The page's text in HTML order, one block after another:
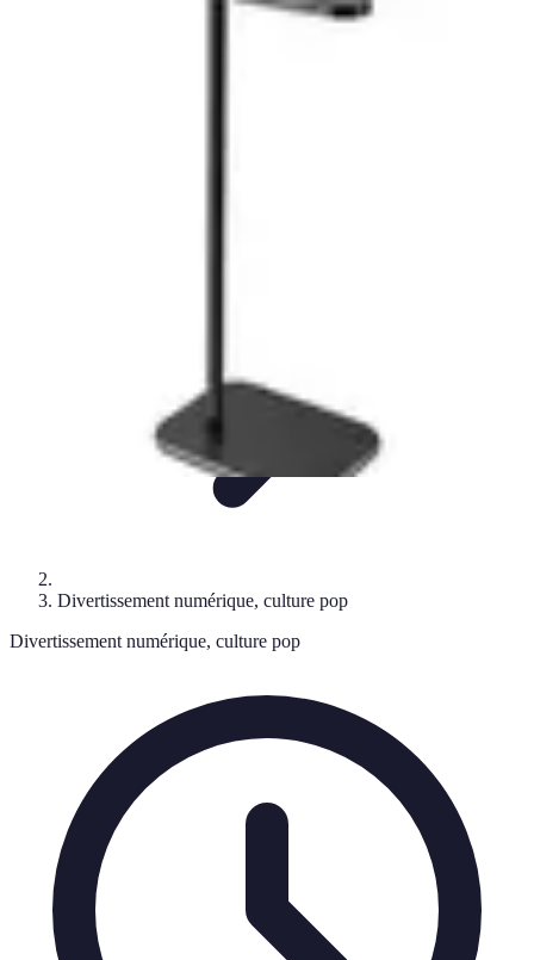
Divertissement numérique, culture pop
Divertissement numérique, culture pop